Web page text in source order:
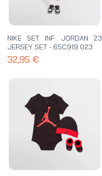
NIKE SET INF. JORDAN 23
JERSEY SET - 65C919 023
32,95 €